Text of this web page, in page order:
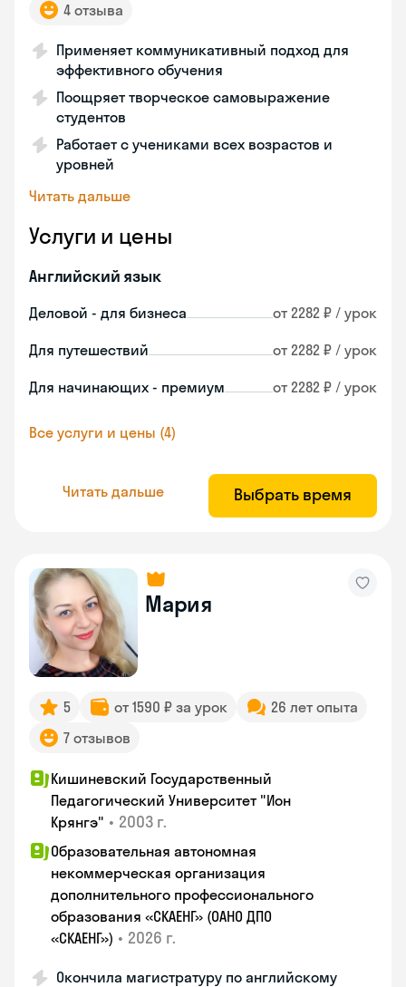
4 отзыва
Применяет коммуникативный подход для
эффективного обучения
Поощряет творческое самовыражение
студентов
Работает с учениками всех возрастов и
уровней
Читать дальше
Услуги и цены
Английский язык
Деловой - для бизнеса от 2282 ₽ / урок
Для путешествий от 2282 ₽ / урок
Для начинающих - премиум от 2282 ₽ / урок
Все услуги и цены (4)
Читать дальше Выбрать время
Мария
5 от 1590 ₽ за урок
26 лет опыта
7 отзывов
Кишиневский Государственный
Педагогический Университет "Ион
Крянгэ" • 2003 г.
Образовательная автономная
некоммерческая организация
дополнительного профессионального
образования «СКАЕНГ» (ОАНО ДПО
«СКАЕНГ») • 2026 г.
Окончила магистратуру по английскому